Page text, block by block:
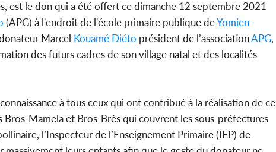
est le don qui a été offert ce dimanche 12 septembre 2021
(APG) à l'endroit de l'école primaire publique deYomien-
Marcel Kouamé Diéto président de l’associationAPG,
des futurs cadres de son village natal et des localités
à tous ceux qui ont contribué à la réalisation de ce
Bros-Mamela et Bros-Brès qui couvrent les sous-préfectures
l’Inspecteur de l’Enseignement Primaire (IEP) de